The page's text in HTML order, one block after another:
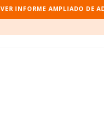
VER INFORME AMPLIADO DE